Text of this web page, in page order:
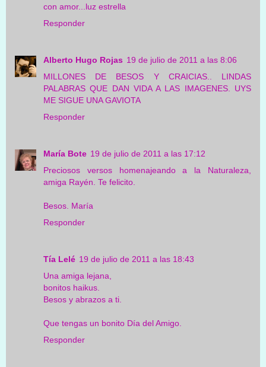
con amor...luz estrella
Responder
Alberto Hugo Rojas 19 de julio de 2011 a las 8:06
MILLONES DE BESOS Y CRAICIAS.. LINDAS
PALABRAS QUE DAN VIDA A LAS IMAGENES. UYS
ME SIGUE UNA GAVIOTA
Responder
María Bote 19 de julio de 2011 a las 17:12
Preciosos versos homenajeando a la Naturaleza,
amiga Rayén. Te felicito.
Besos. María
Responder
Tía Lelé 19 de julio de 2011 a las 18:43
Una amiga lejana,
bonitos haikus.
Besos y abrazos a ti.
Que tengas un bonito Día del Amigo.
Responder